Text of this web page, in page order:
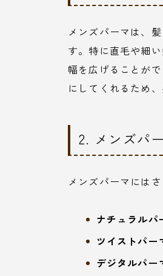
メンズパーマは、
す。特に直毛や細
幅を広げることが
にしてくれるため
2. メンズパ
メンズパーマには
ナチュラルパ
ツイストパー
デジタルパー